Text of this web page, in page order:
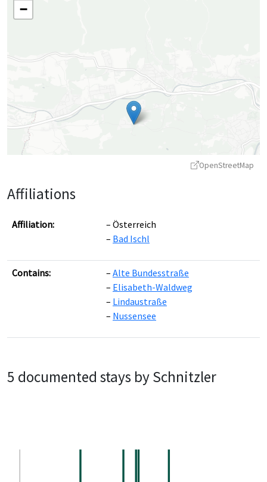
−
Leaflet |© OpenStreetMap contributors ©
OpenStreetMap
Affiliations
Affiliation:
Österreich
Bad Ischl
Contains:
Alte Bundesstraße
Elisabeth-Waldweg
Lindaustraße
Nussensee
5 documented stays by Schnitzler